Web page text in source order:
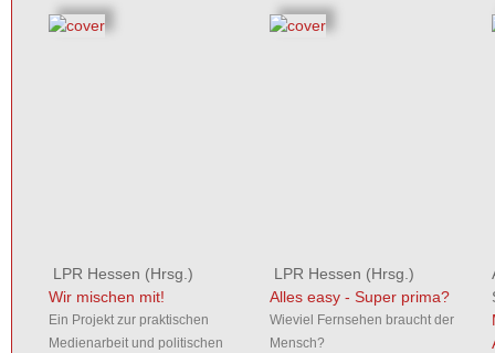
LPR Hessen (Hrsg.)
Wir mischen mit!
Ein Projekt zur praktischen
Medienarbeit und politischen
LPR Hessen (Hrsg.)
Alles easy - Super prima?
Wieviel Fernsehen braucht der
Mensch?